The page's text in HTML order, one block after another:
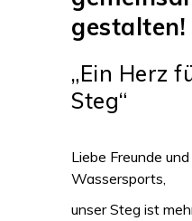
gestalten!
„Ein Herz
Steg“
Liebe Freunde
Wassersports,
unser Steg ist